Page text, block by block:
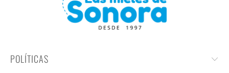
POLÍTICAS